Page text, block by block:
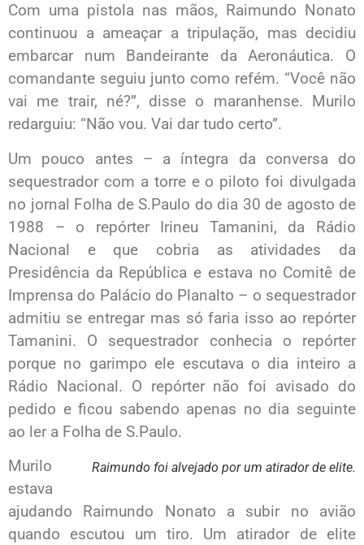
Com uma pistola nas mãos, Raimundo Nonato
continuou a ameaçar a tripulação, mas decidiu
embarcar num Bandeirante da Aeronáutica. O
comandante seguiu junto como refém. “Você não
vai me trair, né?”, disse o maranhense. Murilo
redarguiu: “Não vou. Vai dar tudo certo”.
Um pouco antes – a íntegra da conversa do
sequestrador com a torre e o piloto foi divulgada
no jornal Folha de S.Paulo do dia 30 de agosto de
1988 – o repórter Irineu Tamanini, da Rádio
Nacional e que cobria as atividades da
Presidência da República e estava no Comitê de
Imprensa do Palácio do Planalto – o sequestrador
admitiu se entregar mas só faria isso ao repórter
Tamanini. O sequestrador conhecia o repórter
porque no garimpo ele escutava o dia inteiro a
Rádio Nacional. O repórter não foi avisado do
pedido e ficou sabendo apenas no dia seguinte
ao ler a Folha de S.Paulo.
Raimundo foi alvejado por um atirador de elite.
Murilo
estava
ajudando Raimundo Nonato a subir no avião
quando escutou um tiro. Um atirador de elite